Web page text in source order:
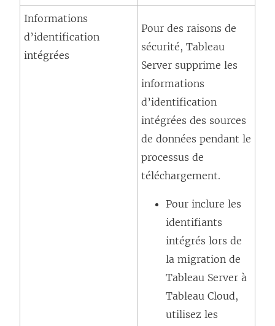
n
e
n
o
u
v
e
l
l
i
e
n
s
’
o
u
v
r
Informations
d’identification
intégrées
Pour des raisons de
sécurité, Tableau
Server supprime les
informations
d’identification
intégrées des sources
de données pendant le
processus de
téléchargement.
Pour inclure les
identifiants
intégrés lors de
la migration de
Tableau Server à
Tableau Cloud,
utilisez les